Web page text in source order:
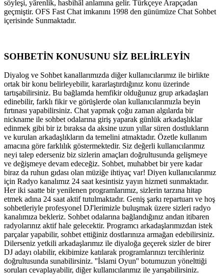
söyleşi, yârenlik, hasbihâl anlamına gelir. Türkçeye Arapçadan
geçmiştir. OFS Fast Chat imkanını 1998 den günümüze Chat Sohbet
içerisinde Sunmaktadır.
SOHBETİN KONUSUNU SİZ BELİRLEYİN
Diyalog ve Sohbet kanallarımızda diğer kullanıcılarımız ile birlikte
ortak bir konu belirleyebilir, kararlaştırdığınız konu üzerinde
tartışabilirsiniz. Bu bağlamda hemfikir olduğunuz grup arkadaşları
edinebilir, farklı fikir ve görüşlerde olan kullanıcılarımızla beyin
fırtınası yapabilirsiniz. Chat yapmak çoğu zaman algılarda bir
nickname ile sohbet odalarına giriş yaparak günlük arkadaşlıklar
edinmek gibi bir iz bıraksa da aksine uzun yıllar süren dostlukların
ve kurulan arkadaşlıkların da temelini atmaktadır. Özetle kullanım
amacına göre farklılık göstermektedir. Siz değerli kullanıcılarımız
neyi talep ederseniz biz sizlerin amaçları doğrultusunda gelişmeye
ve değişmeye devam edeceğiz. Sohbet, muhabbet bir yere kadar
biraz da ruhun gıdası olan müziğe ihtiyaç var! Diyen kullanıcılarımız
için Radyo kanalımız 24 saat kesintisiz yayın hizmeti sunmaktadır.
Her iki saatte bir yenilenen programlarımız, sizlerin tarzına hitap
etmek adına 24 saat aktif tutulmaktadır. Geniş şarkı repartuarı ve hoş
sohbetleriyle profesyonel DJ'lerimizle buluşmak üzere sizleri radyo
kanalımıza bekleriz. Sohbet odalarına bağlandığınız andan itibaren
radyolarınız aktif hale gelecektir. Programcı arkadaşlarımızdan istek
parçalar yapabilir, sohbet ettiğiniz dostlarınıza armağan edebilirsiniz.
Dilerseniz yetkili arkadaşlarımız ile diyaloğa geçerek sizler de birer
DJ adayı olabilir, ekibimize katılarak programlarınızı tercihleriniz
doğrultusunda sunabilirsiniz. ''İslami Oyun'' botumuzun yönelttiği
soruları cevaplayabilir, diğer kullanıcılarımız ile yarışabilirsiniz.